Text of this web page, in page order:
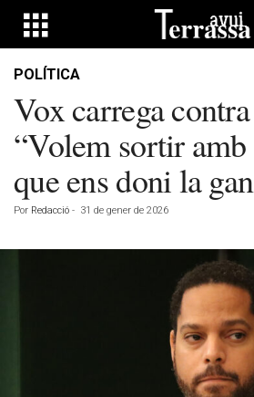
POLÍTICA
Vox carrega
“Volem sortir
que ens doni la
Por Redacció - 31 de gener de 2026